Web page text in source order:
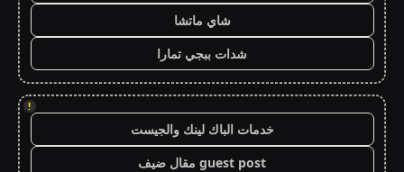
شاي ماتشا
شدات ببجي تمارا
!
خدمات الباك لينك والجيست
guest post مقال ضيف